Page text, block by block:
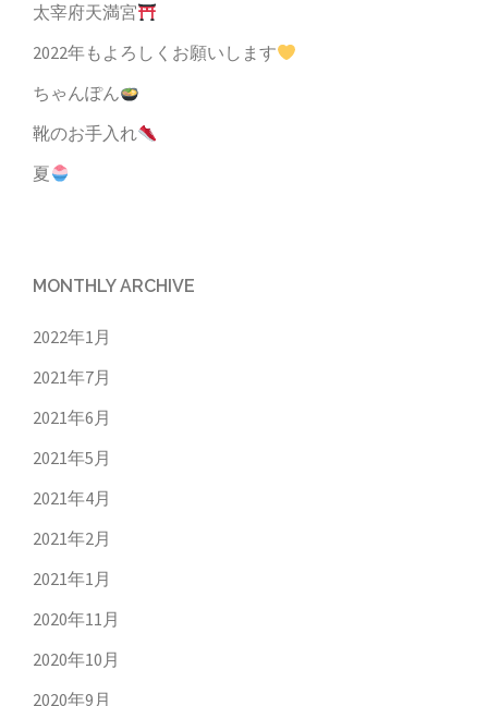
太宰府天満宮
2022年もよろしくお願いします
ちゃんぽん
靴のお手入れ
夏
MONTHLY ARCHIVE
2022年1月
2021年7月
2021年6月
2021年5月
2021年4月
2021年2月
2021年1月
2020年11月
2020年10月
2020年9月